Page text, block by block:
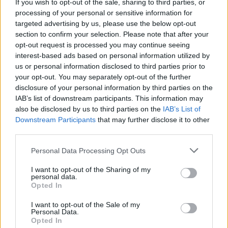
If you wish to opt-out of the sale, sharing to third parties, or
processing of your personal or sensitive information for
targeted advertising by us, please use the below opt-out
section to confirm your selection. Please note that after your
opt-out request is processed you may continue seeing
interest-based ads based on personal information utilized by
us or personal information disclosed to third parties prior to
your opt-out. You may separately opt-out of the further
disclosure of your personal information by third parties on the
IAB’s list of downstream participants. This information may
also be disclosed by us to third parties on the IAB’s List of
Downstream Participants that may further disclose it to other
Please note that this website/app uses one or more Google
not limited to your visit or usage behaviour. You may click to
grant or deny consent to Google and its third-party tags to
use your data for below specified purposes in below Google
consent section.
Personal Data Processing Opt Outs
I want to opt-out of the Sharing of my
personal data.
Opted In
I want to opt-out of the Sale of my
Personal Data.
Opted In
L’Ungheria è rappresentata da Péter Szijjártó Il ministro degli
praticamente l’ultimo paese europeo che non ha interrotto la
comunicazione con la Russia e sta mantenendo aperti i canali
di comunicazione e può negoziare con la Russia Pertanto,